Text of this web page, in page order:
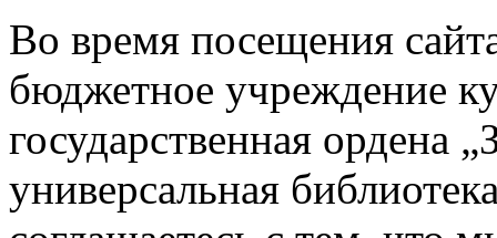
Во время посещения
бюджетное учреждение
государственная ордена
универсальная